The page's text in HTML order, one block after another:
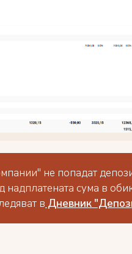
не попадат
надплатената сума в
в Дневник